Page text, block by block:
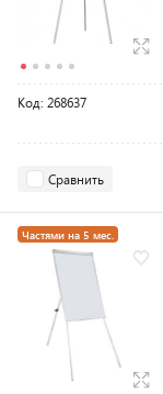
Код: 268637
Сравнить
Частями на 5 мес.